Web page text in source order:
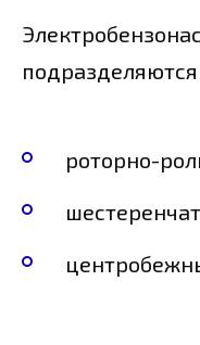
подразделяются
роторно-